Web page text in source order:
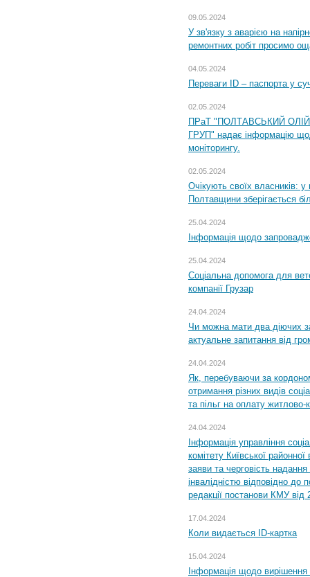
09.05.2024
У зв'язку з аварією на
ремонтних робіт просимо
04.05.2024
Переваги ID – паспорта у
02.05.2024
ПРаТ "ПОЛТАВСЬКИЙ
ГРУП" надає інформацію
моніторингу.
02.05.2024
Очікують своїх власників: у
Полтавщини зберігається
25.04.2024
Інформація щодо
25.04.2024
Соціальна допомога для
компанії Грузар
24.04.2024
Чи можна мати два діючих
актуальне запитання від
24.04.2024
Як, перебуваючи за
отримання різних видів
та пільг на оплату
24.04.2024
Інформація управління
комітету Київської
заяви та черговість надання
інвалідністю відповідно
редакції постанови КМУ
17.04.2024
Коли видається ID-картка
15.04.2024
Інформація щодо